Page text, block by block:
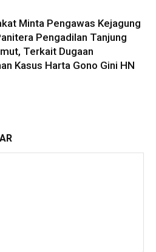
Minta Pengawas Kejagung
Pengadilan Tanjung
Terkait Dugaan
Kasus Harta Gono Gini HN